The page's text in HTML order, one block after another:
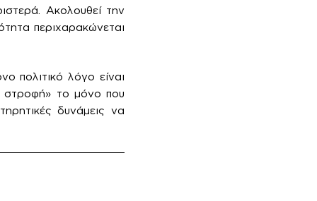
Ακολουθεί την
περιχαρακώνεται
πολιτικό λόγο είναι
στροφή» το μόνο που
δυνάμεις να